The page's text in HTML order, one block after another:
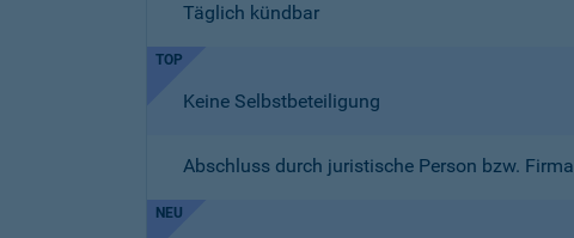
Täglich kündbar
TOP
Keine Selbstbeteiligung
Abschluss durch juristische Person bzw. Firma
NEU